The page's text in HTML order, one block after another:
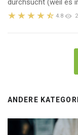
durchsucht (weil es
4.8
ANDERE